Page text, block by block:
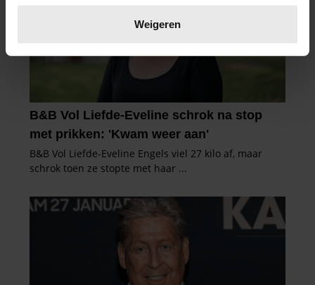
verwerkt en stel uw voorkeuren in het
intrekken in de Cookieverklaring.
personaliseren, om functies voor social media te bieden
en om ons websiteverkeer te analyseren. Ook delen we
informatie over uw gebruik van onze site met onze
partners voor social media, adverteren en analyse. Deze
partners kunnen deze gegevens combineren met andere
verzameld op basis van uw gebruik van hun services. U
gaat akkoord met onze cookies als u onze website blijft
Weigeren